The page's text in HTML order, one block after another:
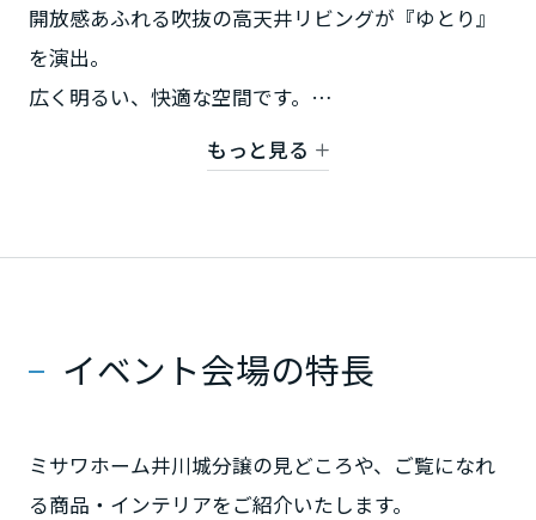
開放感あふれる吹抜の高天井リビングが『ゆとり』
を演出。
広く明るい、快適な空間です。
ビルトインカーポートと、たっぷりの収納スペース
もっと見る
イベント会場の特長
ミサワホーム井川城分譲の見どころや、ご覧になれ
る商品・インテリアをご紹介いたします。
山梨県
静岡県
愛知県